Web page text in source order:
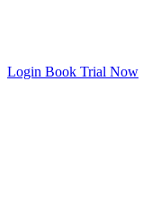
Login Book Trial Now